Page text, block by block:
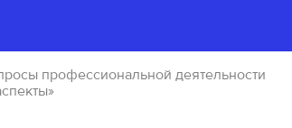
профессиональной деятельности